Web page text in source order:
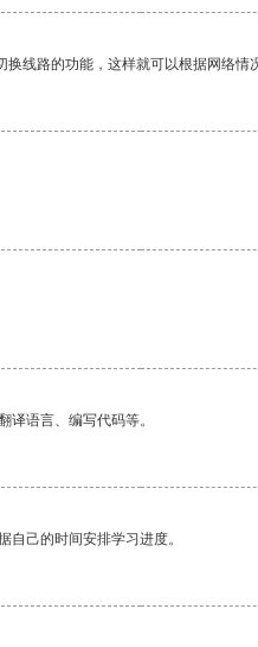
线路的功能，这样就可以根据网络情
语言、编写代码等。
己的时间安排学习进度。